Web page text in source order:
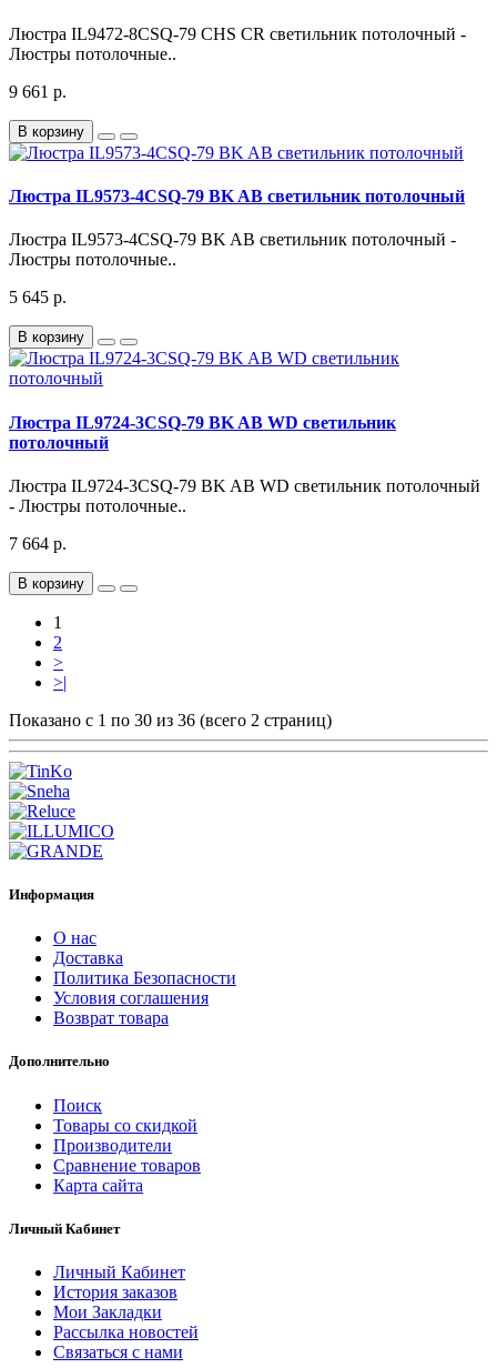
Люстра IL9472-8CSQ-79 CHS CR светильник потолочный -
Люстры потолочные..
9 661 р.
В корзину
Люстра IL9573-4CSQ-79 BK AB светильник потолочный
Люстра IL9573-4CSQ-79 BK AB светильник потолочный -
Люстры потолочные..
5 645 р.
В корзину
Люстра IL9724-3CSQ-79 BK AB WD светильник
потолочный
Люстра IL9724-3CSQ-79 BK AB WD светильник потолочный
- Люстры потолочные..
7 664 р.
В корзину
1
2
>
>|
Показано с 1 по 30 из 36 (всего 2 страниц)
Информация
О нас
Доставка
Политика Безопасности
Условия соглашения
Возврат товара
Дополнительно
Поиск
Товары со скидкой
Производители
Сравнение товаров
Карта сайта
Личный Кабинет
Личный Кабинет
История заказов
Мои Закладки
Рассылка новостей
Связаться с нами